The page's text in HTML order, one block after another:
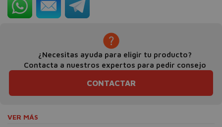
¿Necesitas ayuda para eligir tu producto?
Contacta a nuestros expertos para pedir consejo
CONTACTAR
VER MÁS